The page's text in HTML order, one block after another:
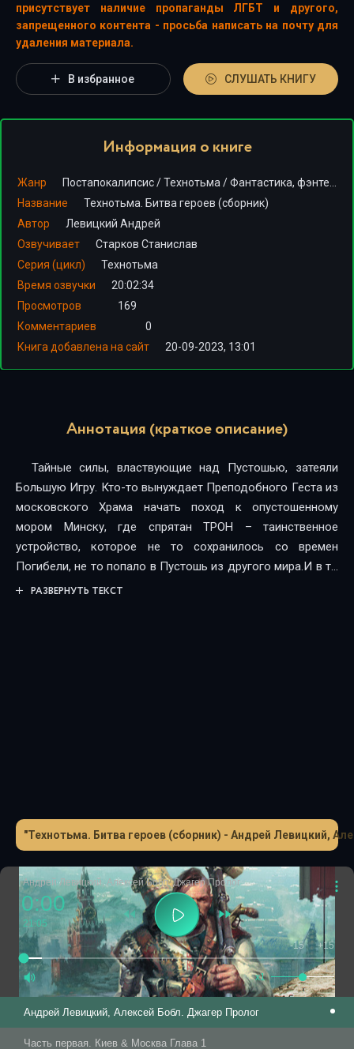
присутствует наличие пропаганды ЛГБТ и другого,
запрещенного контента - просьба написать на почту для
удаления материала.
В избранное СЛУШАТЬ КНИГУ
Информация о книге
Жанр Постапокалипсис/Технотьма /Фантастика, фэнтези
Название
Технотьма. Битва героев (сборник)
Автор
Левицкий Андрей
Озвучивает
Старков Станислав
Серия (цикл)
Технотьма
Время озвучки
20:02:34
Просмотров
169
Комментариев
0
Книга добавлена на сайт
20-09-2023, 13:01
Аннотация (краткое описание)
Тайные силы, властвующие над Пустошью, затеяли
Большую Игру. Кто-то вынуждает Преподобного Геста из
московского Храма начать поход к опустошенному
мором Минску, где спрятан ТРОН – таинственное
устройство, которое не то сохранилось со времен
Погибели, не то попало в Пустошь из другого мира.И в то
же время с другого конца Пустоши со своим отрядом к
РАЗВЕРНУТЬ ТЕКСТ
"Технотьма. Битва героев (сборник) - Андрей Левицкий,
Андрей Левицкий, Алексей Бобл. Джагер Пролог
0:00
21:05
1.0
x1
-15 +15
Андрей Левицкий, Алексей Бобл. Джагер Пролог
Часть первая. Киев & Москва Глава 1